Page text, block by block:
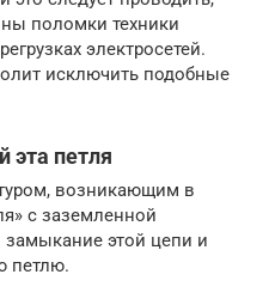
поломки техники
электросетей.
исключить подобные
эта петля
возникающим в
с заземленной
этой цепи и
петлю.